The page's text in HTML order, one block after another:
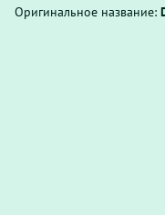
Оригинальное название: